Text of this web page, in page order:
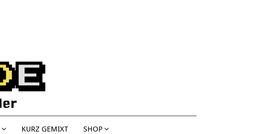
KURZ GEMIXT SHOP